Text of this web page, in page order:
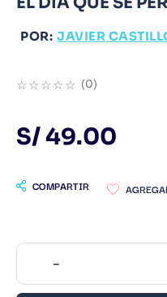
POR: JAVIER
☆☆☆☆☆ (0)
S/ 49.00
COMPARTIR
－